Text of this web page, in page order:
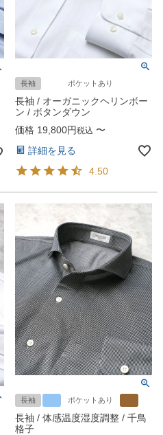
長袖 ポケットあり
長袖 / オーガニックヘリンボー
ン / ボタンダウン
価格 19,800 税込 〜
詳細を見る
4.50
長袖 ポケットあり
長袖 / 体感温度湿度調整 / 千鳥
格子